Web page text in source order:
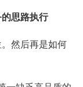
思路执行
然后再是如何